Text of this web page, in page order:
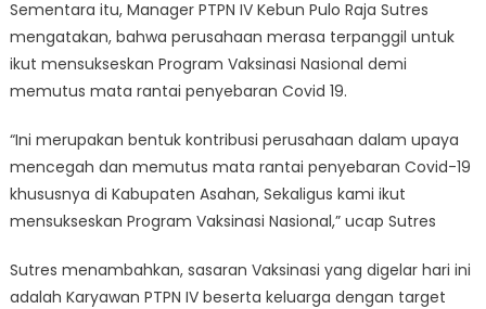
Sementara itu, Manager PTPN IV Kebun Pulo Raja Sutres
mengatakan, bahwa perusahaan merasa terpanggil untuk
ikut mensukseskan Program Vaksinasi Nasional demi
memutus mata rantai penyebaran Covid 19.
“Ini merupakan bentuk kontribusi perusahaan dalam upaya
mencegah dan memutus mata rantai penyebaran Covid-19
khususnya di Kabupaten Asahan, Sekaligus kami ikut
mensukseskan Program Vaksinasi Nasional,” ucap Sutres
Sutres menambahkan, sasaran Vaksinasi yang digelar hari ini
adalah Karyawan PTPN IV beserta keluarga dengan target